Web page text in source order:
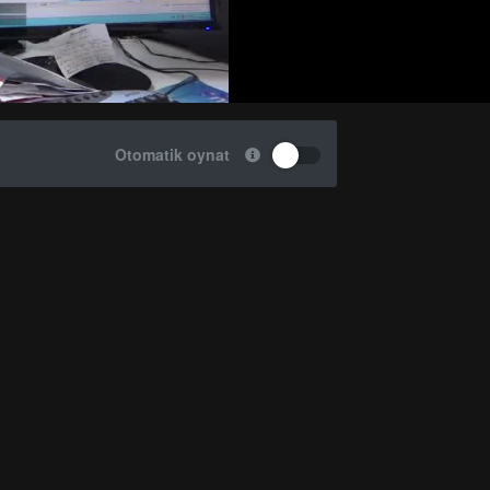
Otomatik oynat